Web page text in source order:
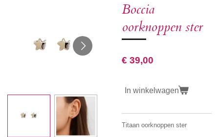
Boccia
oorknoppen ster
€ 39,00
In winkelwagen
Titaan oorknoppen ster